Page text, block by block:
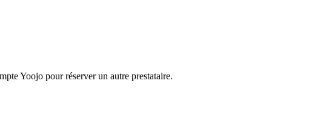
Yoojo pour réserver un autre prestataire.